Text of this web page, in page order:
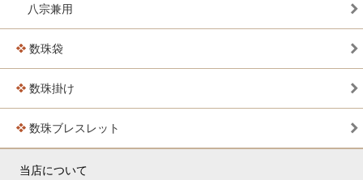
八宗兼用
数珠袋
数珠掛け
数珠ブレスレット
当店について